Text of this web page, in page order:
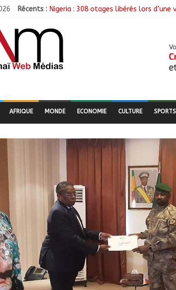
Récents : Nigeria : 308 otages libérés lors
RGPH-3 : Les communautés
Jeunesse : Un programme d’un
Tchad : L’AMET réagit à la
AFRIQUE MONDE ECONOMIE CULTURE SPORTS